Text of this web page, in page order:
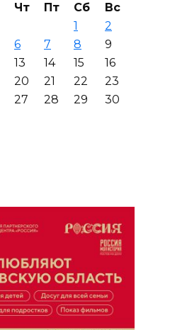
Чт Пт Сб
Вс
1
2
6 7 8
9
13 14 15
16
20 21 22
23
27 28 29
30